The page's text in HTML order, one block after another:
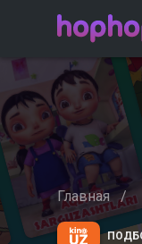
Главная /